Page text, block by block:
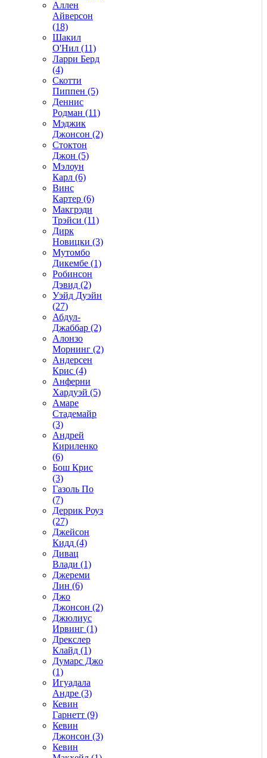
Аллен
Айверсон
(18)
Шакил
О'Нил (11)
Ларри Берд
(4)
Скотти
Пиппен (5)
Деннис
Родман (11)
Мэджик
Джонсон (2)
Стоктон
Джон (5)
Мэлоун
Карл (6)
Винс
Картер (6)
Макгрэди
Трэйси (11)
Дирк
Новицки (3)
Мутомбо
Дикембе (1)
Робинсон
Дэвид (2)
Уэйд Дуэйн
(27)
Абдул-
Джаббар (2)
Алонзо
Морнинг (2)
Андерсен
Крис (4)
Анферни
Xардуэй (5)
Амаре
Стадемайр
(3)
Андрей
Кириленко
(6)
Бош Крис
(3)
Газоль По
(7)
Деррик Роуз
(27)
Джейсон
Кидд (4)
Дивац
Влади (1)
Джереми
Лин (6)
Джо
Джонсон (2)
Джюлиус
Ирвинг (1)
Дрекслер
Клайд (1)
Думарс Джо
(1)
Игуадала
Андре (3)
Кевин
Гарнетт (9)
Кевин
Джонсон (3)
Кевин